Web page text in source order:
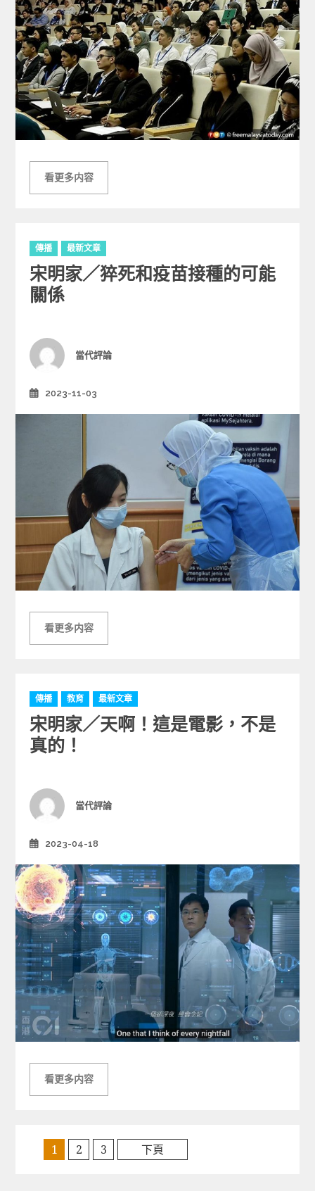
看更多内容
C
a
t
e
g
i
e
傳播 最新文章
宋明家／猝死和疫苗接種的可能
關係
Author
當代評論
2023-11-03
看更多内容
C
a
t
e
g
i
e
傳播 教育 最新文章
宋明家／天啊！這是電影，不是
真的！
Author
當代評論
2023-04-18
看更多内容
1 2 3 下頁